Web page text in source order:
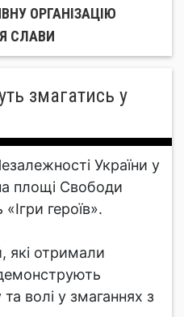
ОРГАНIЗАЦIЮ
СЛАВИ
змагатись у
України у
площі Свободи
героїв».
які отримали
волі у змаганнях з